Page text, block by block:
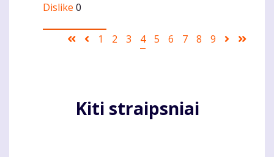
Dislike 0
Pagination
First Ankstesnis
Puslapis
1 Puslapis
2 Puslapis
3
Current
4 Puslapis
5 Puslapis
6 Puslapis
7 Puslapis
8 Puslapis
9
Sekantis
Kiti straipsniai